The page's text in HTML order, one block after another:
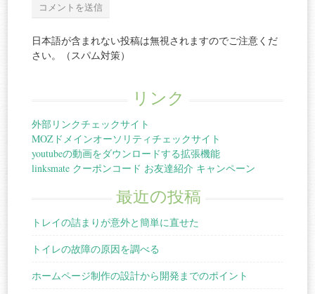
日本語が含まれない投稿は無視されますのでご注意くだ
さい。（スパム対策）
リンク
外部リンクチェックサイト
MOZドメインオーソリティチェックサイト
youtubeの動画をダウンロードする拡張機能
linksmate クーポンコード お友達紹介 キャンペーン
最近の投稿
トレイの詰まりが意外と簡単に直せた
トイレの故障の原因を調べる
ホームページ制作の設計から開発までのポイント